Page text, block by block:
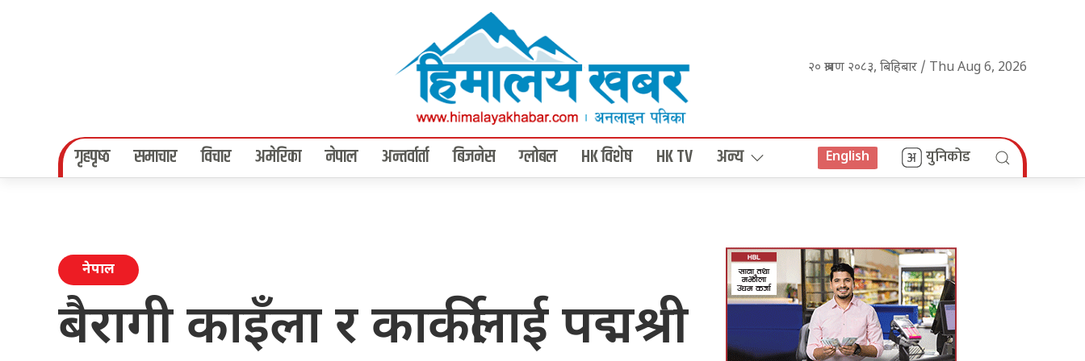
२० श्रावण २०८३, बिहिबार / Thu Aug 6, 2026
गृहपृष्‍ठ समाचार विचार अमेरिका नेपाल अन्तर्वार्ता बिजनेस ग्लोबल HK विशेष HK TV अन्य English युनिकोड
नेपाल
बैरागी काइँला र कार्कीलाई पद्मश्री